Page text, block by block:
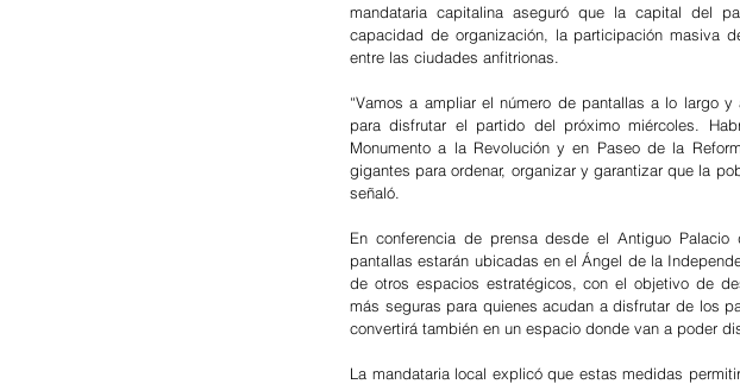
mandataria capitalina aseguró que la capital del
capacidad de organización, la participación masiva
entre las ciudades anfitrionas.
“Vamos a ampliar el número de pantallas a lo largo
para disfrutar el partido del próximo miércoles.
Monumento a la Revolución y en Paseo de la
gigantes para ordenar, organizar y garantizar que la
señaló.
En conferencia de prensa desde el Antiguo
pantallas estarán ubicadas en el Ángel de la
de otros espacios estratégicos, con el objetivo de
más seguras para quienes acudan a disfrutar de los
convertirá también en un espacio donde van a poder
La mandataria local explicó que estas medidas